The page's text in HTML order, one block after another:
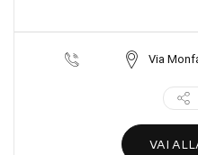
Via
VAI